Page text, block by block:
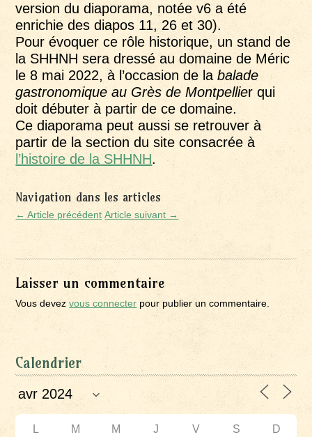
version du diaporama, notée v6 a été
enrichie des diapos 11, 26 et 30).
Pour évoquer ce rôle historique, un stand de
la SHHNH sera dressé au domaine de Méric
le 8 mai 2022, à l’occasion de labalade
gastronomique au Grès de Montpellier qui
doit débuter à partir de ce domaine.
Ce diaporama peut aussi se retrouver à
partir de la section du site consacrée à
l’histoire de la SHHNH.
Navigation dans les articles
← Article précédent Article suivant →
Laisser un commentaire
Vous devezvous connecter pour publier un commentaire.
Calendrier
L M M J V S D